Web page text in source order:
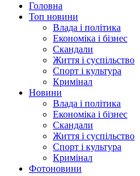
Головна
Топ новини
Влада і політика
Економіка і бізнес
Скандали
Життя і суспільство
Спорт і культура
Кримінал
Новини
Влада і політика
Економіка і бізнес
Скандали
Життя і суспільство
Спорт і культура
Кримінал
Фотоновини